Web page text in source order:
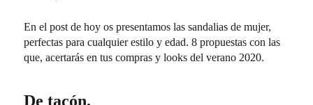
En el post de hoy os presentamos las sandalias de mujer,
perfectas para cualquier estilo y edad. 8 propuestas con las
que, acertarás en tus compras y looks del verano 2020.
De tacón.